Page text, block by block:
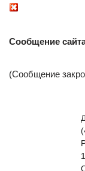
Сообщение
(Сообщение